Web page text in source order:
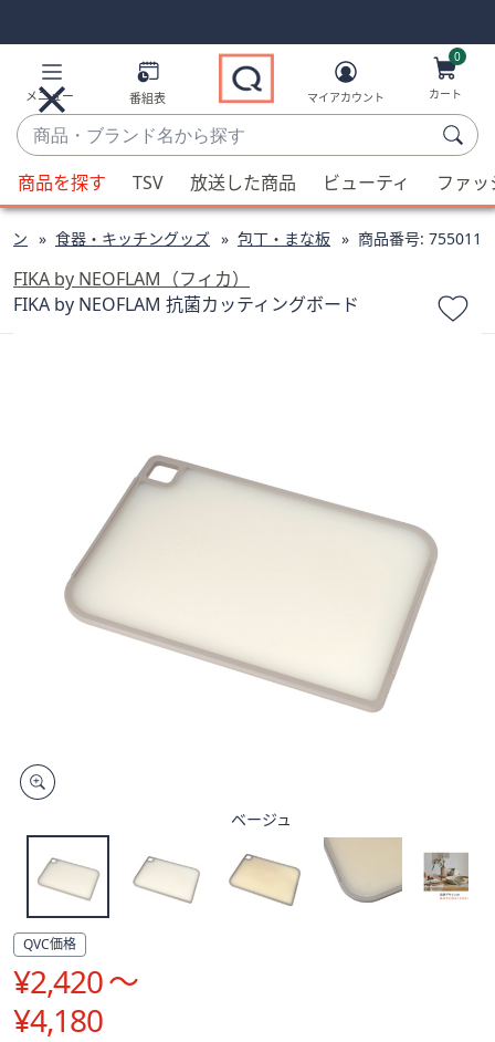
Links
Links2
メニュー 番組表
商
品・
ブ
ラ
ン
名
か
候
補
利
用
可
デ
バ
イ
左
右
に
ス
ワ
マイアカウント
0
カート
商品を探す TSV 放送した商品 ビューティ ファ
ン 食器・キッチングッズ 包丁・まな板 商品番号: 755011
FIKA by NEOFLAM（フィカ）
FIKA by NEOFLAM 抗菌カッティングボード
ベージュ
QVC価格
¥2,420 ～
¥4,180